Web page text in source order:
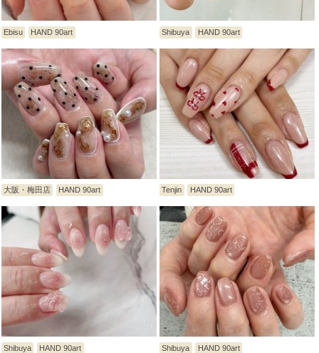
Ebisu HAND 90art Shibuya HAND 90art
大阪・梅田店 HAND 90art Tenjin HAND 90art
Shibuya HAND 90art Shibuya HAND 90art